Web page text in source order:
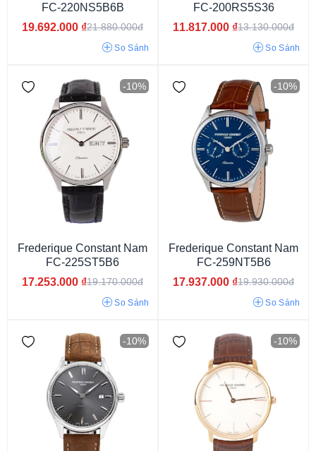
Thụy Sỹ
FC-220NS5B6B
19.692.000 ₫21.880.000đ
So Sánh
FC-200RS5S36
11.817.000 ₫13.130.000đ
So Sánh
-10%
Frederique Constant Nam
FC-225ST5B6
17.253.000 ₫19.170.000đ
So Sánh
-10%
Frederique Constant Nam
FC-259NT5B6
17.937.000 ₫19.930.000đ
So Sánh
-10% -10%